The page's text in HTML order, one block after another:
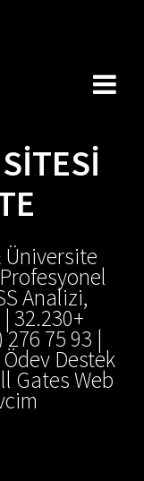
Üniversite
Analizi,
32.230+
276 75 93 |
Destek
Gates Web